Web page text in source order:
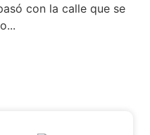
con la calle que se